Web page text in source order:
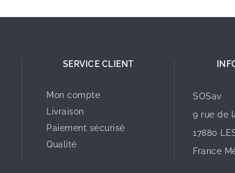
SERVICE CLIENT
Mon compte
Livraison
Paiement sécurisé
Qualité
SOSav
9 rue de
17880
France